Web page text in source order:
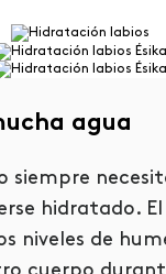
agua
siempre
hidratado.
niveles de